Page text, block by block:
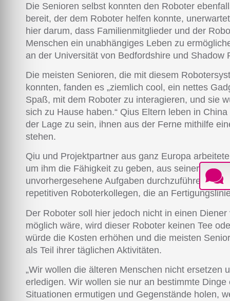
Die Senioren selbst konnten den Roboter
bereit, der dem Roboter helfen konnte,
hier darum, dass Familienmitglieder und der
Menschen ein unabhängiges Leben zu
an der Universität von Bedfordshire und Shadow
Die meisten Senioren, die mit diesem
konnten, fanden es „ziemlich cool, ein nettes
Spaß, mit dem Roboter zu interagieren, und sie
sich zu Hause haben.“ Qius Eltern leben in
der Lage zu sein, ihnen aus der Ferne mithilfe
stehen.
Qiu und Projektpartner aus ganz Europa
um ihm die Fähigkeit zu geben, aus seiner
unvorhergesehene Aufgaben durchzuführen,
repetitiven Roboterkollegen, die an
Der Roboter soll hier jedoch nicht in einen
möglich wäre, wird dieser Roboter keinen Tee
würde die Kosten erhöhen und die meisten
als Teil ihrer täglichen Aktivitäten.
„Wir wollen die älteren Menschen nicht ersetzen
erledigen. Wir wollen sie nur an bestimmte
Situationen ermutigen und Gegenstände holen,